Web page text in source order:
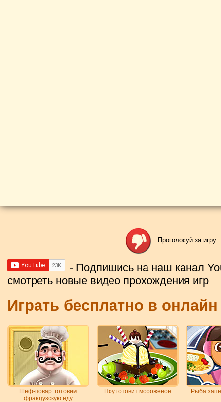
Проголосуй за игру
- Подпишись на наш канал
смотреть новые видео прохождения игр
Играть бесплатно в
Шеф-повар: готовим
французскую еду
Поу готовит мороженое Рыба